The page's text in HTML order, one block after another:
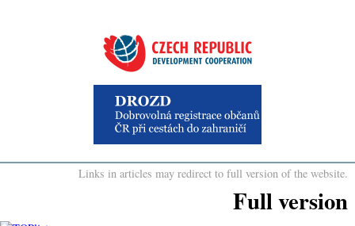
Links in articles may redirect to full version of the website.
Full version